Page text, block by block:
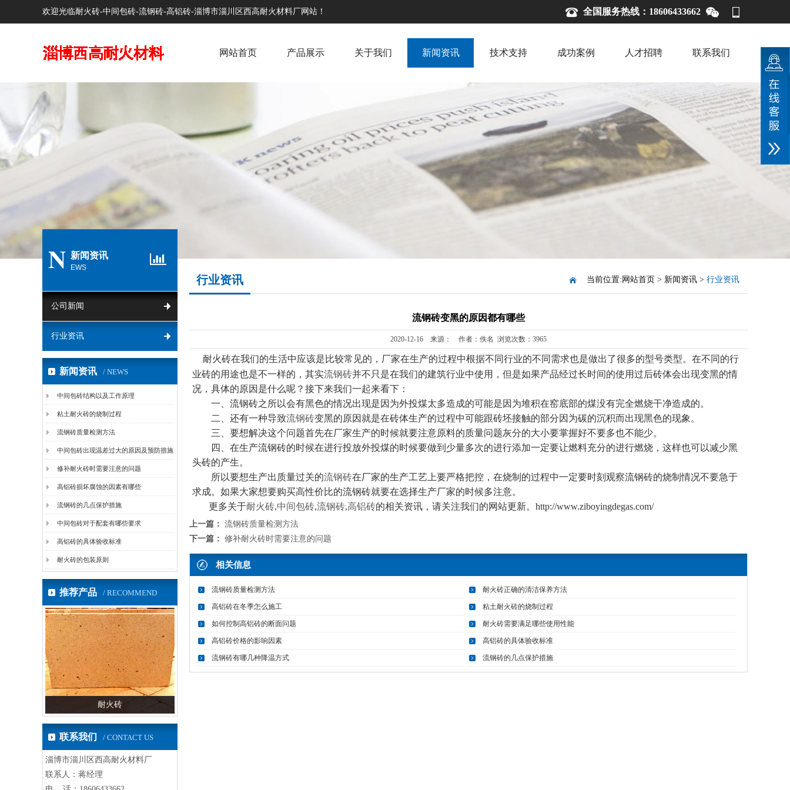
欢迎光临耐火砖-中间包砖-流钢砖-高铝砖-淄博市淄川区西高耐火材料厂网站！ 全国服务热线：18606433662
网站首页 产品展示 关于我们 新闻资讯 技术支持 成功案例 人才招聘 联系我们
N 新闻资讯
EWS
公司新闻
行业资讯
新闻资讯 / NEWS
中间包砖结构以及工作原理
粘土耐火砖的烧制过程
流钢砖质量检测方法
中间包砖出现温差过大的原因及预防措施
修补耐火砖时需要注意的问题
高铝砖损坏腐蚀的因素有哪些
流钢砖的几点保护措施
中间包砖对于配套有哪些要求
高铝砖的具体验收标准
耐火砖的包装原则
推荐产品 / RECOMMEND
耐火砖
联系我们 / CONTACT US
淄博市淄川区西高耐火材料厂
联系人：蒋经理
行业资讯 当前位置: 网站首页 > 新闻资讯 > 行业资讯
流钢砖变黑的原因都有哪些
2020-12-16 来源： 作者：佚名 浏览次数：3965
耐火砖在我们的生活中应该是比较常见的，厂家在生产的过程中根据不同行业的不同需求也是做出了很多的型号类型。在不同的行
业砖的用途也是不一样的，其实流钢砖并不只是在我们的建筑行业中使用，但是如果产品经过长时间的使用过后砖体会出现变黑的情
况，具体的原因是什么呢？接下来我们一起来看下：
一、流钢砖之所以会有黑色的情况出现是因为外投煤太多造成的可能是因为堆积在窑底部的煤没有完全燃烧干净造成的。
二、还有一种导致流钢砖变黑的原因就是在砖体生产的过程中可能跟砖坯接触的部分因为碳的沉积而出现黑色的现象。
三、要想解决这个问题首先在厂家生产的时候就要注意原料的质量问题灰分的大小要掌握好不要多也不能少。
四、在生产流钢砖的时候在进行投放外投煤的时候要做到少量多次的进行添加一定要让燃料充分的进行燃烧，这样也可以减少黑
头砖的产生。
所以要想生产出质量过关的流钢砖在厂家的生产工艺上要严格把控，在烧制的过程中一定要时刻观察流钢砖的烧制情况不要急于
求成。如果大家想要购买高性价比的流钢砖就要在选择生产厂家的时候多注意。
更多关于耐火砖,中间包砖,流钢砖,高铝砖的相关资讯，请关注我们的网站更新。http://www.ziboyingdegas.com/
上一篇： 流钢砖质量检测方法
下一篇： 修补耐火砖时需要注意的问题
相关信息
流钢砖质量检测方法 耐火砖正确的清洁保养方法
高铝砖在冬季怎么施工 粘土耐火砖的烧制过程
如何控制高铝砖的断面问题 耐火砖需要满足哪些使用性能
高铝砖价格的影响因素 高铝砖的具体验收标准
流钢砖有哪几种降温方式 流钢砖的几点保护措施